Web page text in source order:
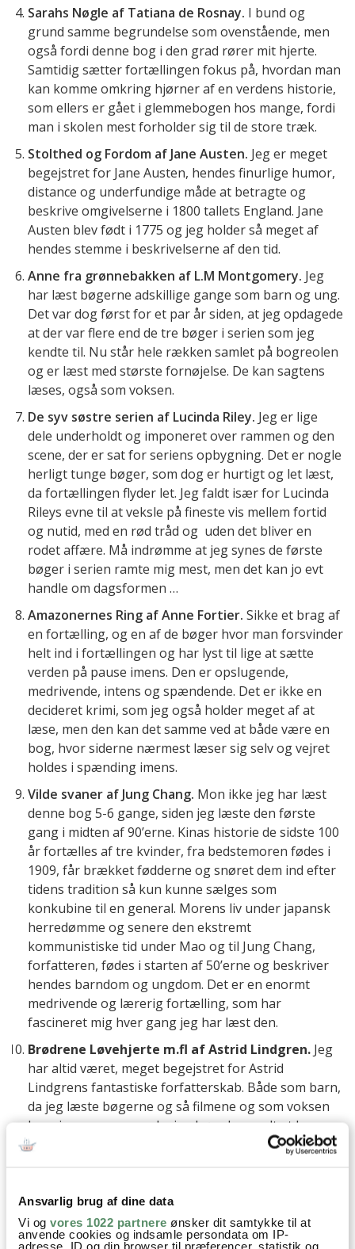
Ansvarlig brug af dine data
Vi og vores 1022 partnere ønsker dit samtykke til at
anvende cookies og indsamle persondata om IP-
adresse, ID og din browser til præferencer, statistik og
Sarahs Nøgle af Tatiana de Rosnay. I bund og
grund samme begrundelse som ovenstående, men
også fordi denne bog i den grad rører mit hjerte.
Samtidig sætter fortællingen fokus på, hvordan man
kan komme omkring hjørner af en verdens historie,
som ellers er gået i glemmebogen hos mange, fordi
man i skolen mest forholder sig til de store træk.
Stolthed og Fordom af Jane Austen. Jeg er meget
begejstret for Jane Austen, hendes finurlige humor,
distance og underfundige måde at betragte og
beskrive omgivelserne i 1800 tallets England. Jane
Austen blev født i 1775 og jeg holder så meget af
hendes stemme i beskrivelserne af den tid.
Anne fra grønnebakken af L.M Montgomery. Jeg
har læst bøgerne adskillige gange som barn og ung.
Det var dog først for et par år siden, at jeg opdagede
at der var flere end de tre bøger i serien som jeg
kendte til. Nu står hele rækken samlet på bogreolen
og er læst med største fornøjelse. De kan sagtens
læses, også som voksen.
De syv søstre serien af Lucinda Riley. Jeg er lige
dele underholdt og imponeret over rammen og den
scene, der er sat for seriens opbygning. Det er nogle
herligt tunge bøger, som dog er hurtigt og let læst,
da fortællingen flyder let. Jeg faldt især for Lucinda
Rileys evne til at veksle på fineste vis mellem fortid
og nutid, med en rød tråd og uden det bliver en
rodet affære. Må indrømme at jeg synes de første
bøger i serien ramte mig mest, men det kan jo evt
handle om dagsformen …
Amazonernes Ring af Anne Fortier. Sikke et brag af
en fortælling, og en af de bøger hvor man forsvinder
helt ind i fortællingen og har lyst til lige at sætte
verden på pause imens. Den er opslugende,
medrivende, intens og spændende. Det er ikke en
decideret krimi, som jeg også holder meget af at
læse, men den kan det samme ved at både være en
bog, hvor siderne nærmest læser sig selv og vejret
holdes i spænding imens.
Vilde svaner af Jung Chang. Mon ikke jeg har læst
denne bog 5-6 gange, siden jeg læste den første
gang i midten af 90’erne. Kinas historie de sidste 100
år fortælles af tre kvinder, fra bedstemoren fødes i
1909, får brækket fødderne og snøret dem ind efter
tidens tradition så kun kunne sælges som
konkubine til en general. Morens liv under japansk
herredømme og senere den ekstremt
kommunistiske tid under Mao og til Jung Chang,
forfatteren, fødes i starten af 50’erne og beskriver
hendes barndom og ungdom. Det er en enormt
medrivende og lærerig fortælling, som har
fascineret mig hver gang jeg har læst den.
Brødrene Løvehjerte m.fl af Astrid Lindgren. Jeg
har altid været, meget begejstret for Astrid
Lindgrens fantastiske forfatterskab. Både som barn,
da jeg læste bøgerne og så filmene og som voksen
hvor jeg sammen med mine børn har nydt at læse
alle bøgerne højt og se filmene sammen med dem.
frihed i Nangijala og den enormt sørgmodige triste
historie om et barns død, der fortælles så fint og
modigt i børnehøjde. Astrid Lindgrens børn i